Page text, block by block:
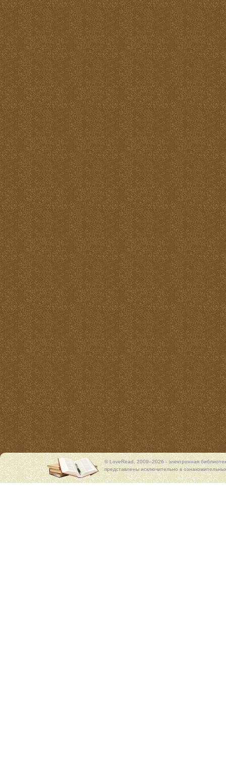
© LoveRead, 2009–2026 - электронная
представлены исключительно в